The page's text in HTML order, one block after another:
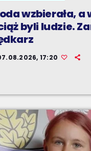
wzbierała, a
byli ludzie.
17:20